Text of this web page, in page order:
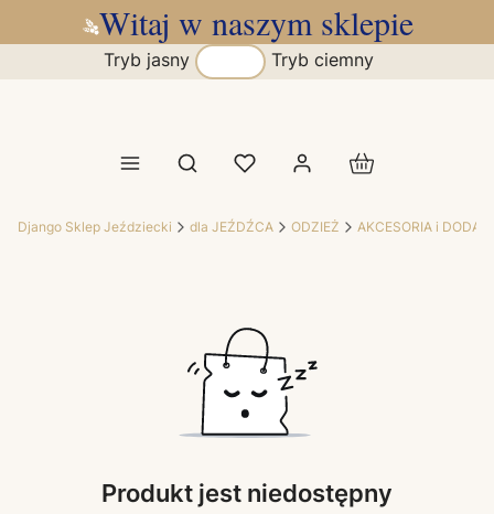
Witaj w naszym sklepie
Tryb jasny Tryb ciemny
Otwórz wyszukiwarkę Produkty w
Django Sklep Jeździecki dla JEŹDŹCA ODZIEŻ AKCESORIA i
Produkt jest niedostępny